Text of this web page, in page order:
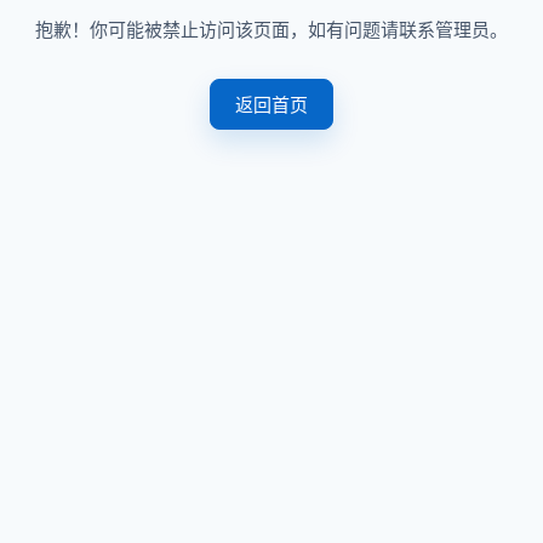
抱歉！你可能被禁止访问该页面，如有问题请联系管理员。
返回首页